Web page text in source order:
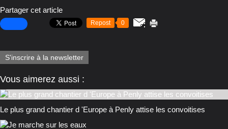
Partager cet article
Repost 0
S'inscrire à la newsletter
Vous aimerez aussi :
Le plus grand chantier d 'Europe à Penly attise les convoitises